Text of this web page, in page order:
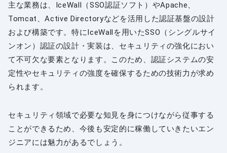
主な業務は、IceWall（SSO認証ソフト）やApache、
Tomcat、Active Directoryなどを活用した認証基盤の設計
および構築です。特にIceWallを用いたSSO（シングルサイ
ンオン）認証の設計・実装は、セキュリティの強化におい
て不可欠な要素となります。このため、認証システムの安
定性やセキュリティの強度を確保するための技術力が求め
られます。
セキュリティ領域で必要な知見を身につけながら従事する
ことができるため、今後も安定的に稼働していきたいエン
ジニアには魅力があるでしょう。